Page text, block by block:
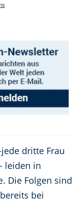
dritte Frau
leiden in
Die Folgen sind
bei